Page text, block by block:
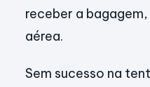
receber a
aérea.
Sem sucesso na